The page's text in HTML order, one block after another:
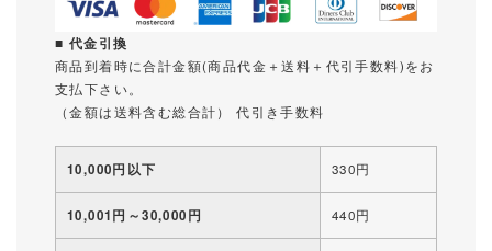
■ 代金引換
商品到着時に合計金額(商品代金＋送料＋代引手数料)をお
支払下さい。
（金額は送料含む総合計） 代引き手数料
10,000円以下 330円
10,001円～30,000円 440円